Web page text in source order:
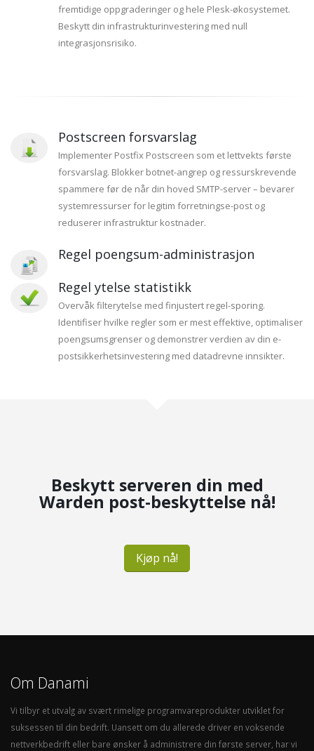
fremtidige oppgraderinger og hele Plesk-økosystemet.
Beskytt din infrastrukturinvestering med null
integrasjonsrisiko.
Postscreen forsvarslag
Implementer Postfix Postscreen som et lettvekts første
forsvarslag. Blokker botnet-angrep og ressurskrevende
spammere før de når din hoved SMTP-server – bevarer
systemressurser for legitim forretningse-post og
reduserer infrastruktur kostnader.
Regel poengsum-administrasjon
Regel ytelse statistikk
Overvåk filterytelse med finjustert regel-sporing.
Identifiser hvilke regler som er mest effektive, optimaliser
poengsumsgrenser og demonstrer verdien av din e-
postsikkerhetsinvestering med datadrevne innsikter.
Beskytt serveren din med
Warden post-beskyttelse nå!
Kjøp nå!
Om Danami
Vi tilbyr et utvalg av svært rimelige programvareprodukter utviklet for
suksessen til din bedrift. Uansett om du allerede driver en voksende
nettverkbedrift eller bare ønsker å administrere din første server, har vi